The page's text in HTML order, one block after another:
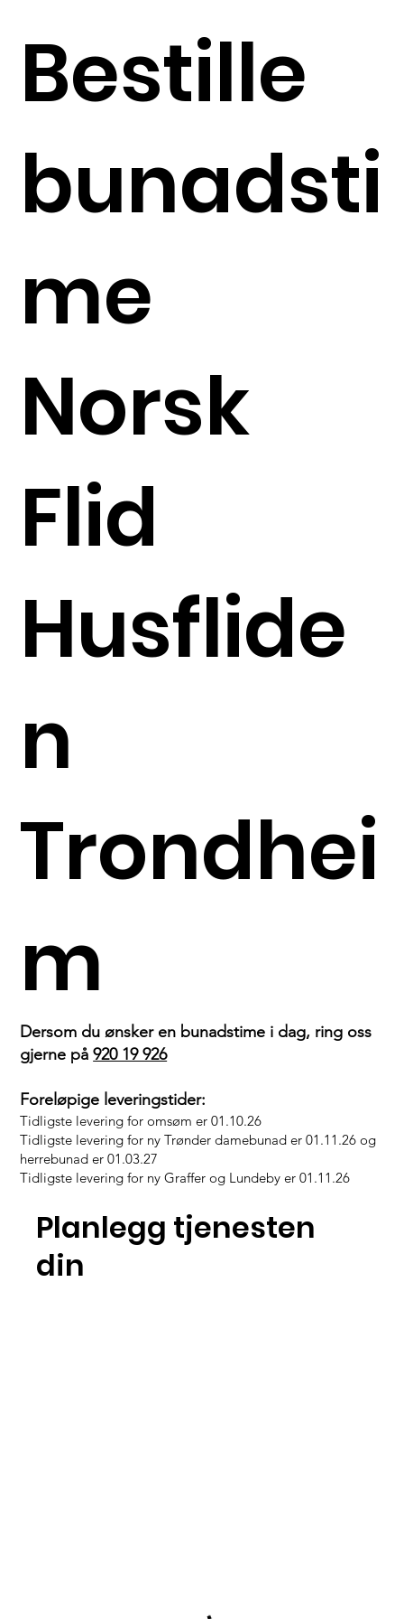
Bestille
bunadsti
me
Norsk
Flid
Husflide
n
Trondhei
m
Dersom du ønsker en bunadstime i dag, ring oss
gjerne på920 19 926
Foreløpige leveringstider:
Tidligste levering for omsøm er 01.10.26
Tidligste levering for ny Trønder damebunad er 01.11.26 og
herrebunad er 01.03.27
Tidligste levering for ny Graffer og Lundeby er 01.11.26
Planlegg tjenesten
din